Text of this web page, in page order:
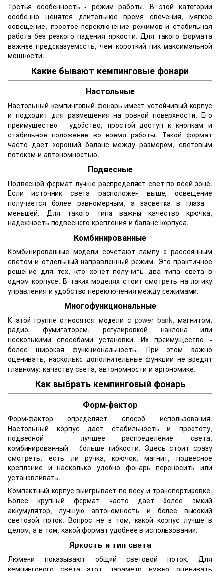
Третья особенность - режим работы. В этой категории
особенно ценятся длительное время свечения, мягкое
освещение, простое переключение режимов и стабильная
работа без резкого падения яркости. Для такого формата
важнее предсказуемость, чем короткий пик максимальной
мощности.
Какие бывают кемпинговые фонари
Настольные
Настольный кемпинговый фонарь имеет устойчивый корпус
и подходит для размещения на ровной поверхности. Его
преимущество - удобство, простой доступ к кнопкам и
стабильное положение во время работы. Такой формат
часто дает хороший баланс между размером, световым
потоком и автономностью.
Подвесные
Подвесной формат лучше распределяет свет по всей зоне.
Если источник света расположен выше, освещение
получается более равномерным, а засветка в глаза -
меньшей. Для такого типа важны качество крючка,
надежность подвесного крепления и баланс корпуса.
Комбинированные
Комбинированные модели сочетают лампу с рассеянным
светом и отдельный направленный режим. Это практичное
решение для тех, кто хочет получить два типа света в
одном корпусе. В таких моделях стоит смотреть на логику
управления и удобство переключения между режимами.
Многофункциональные
К этой группе относятся модели с power bank, магнитом,
радио, фумигатором, регулировкой наклона или
несколькими способами установки. Их преимущество -
более широкая функциональность. При этом важно
оценивать, насколько дополнительные функции не вредят
главному: качеству света, автономности и эргономике.
Как выбрать кемпинговый фонарь
Форм-фактор
Форм-фактор определяет способ использования.
Настольный корпус дает стабильность и простоту,
подвесной - лучшее распределение света,
комбинированный - больше гибкости. Здесь стоит сразу
смотреть, есть ли ручка, крючок, магнит, подвесное
крепление и насколько удобно фонарь переносить или
устанавливать.
Компактный корпус выигрывает по весу и транспортировке.
Более крупный формат часто дает более емкий
аккумулятор, лучшую автономность и более высокий
световой поток. Вопрос не в том, какой корпус лучше в
целом, а в том, какой формат удобнее в использовании.
Яркость и тип света
Люмени показывают общий световой поток. Для
кемпингового света этот параметр нужно оценивать